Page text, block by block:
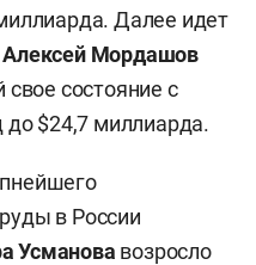
Далее идет
Алексей Мордашов
состояние с
до $24,7 миллиарда.
в России
Усманова возросло